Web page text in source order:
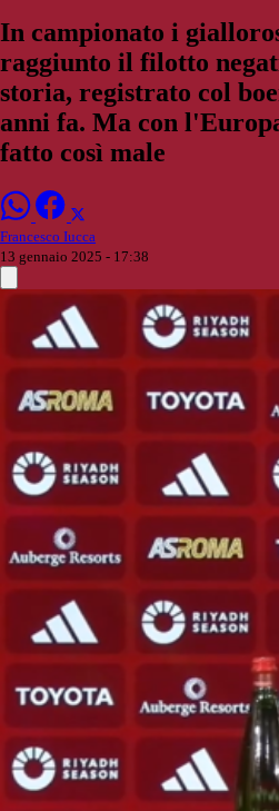
In campionato i
raggiunto il filotto
storia, registrato col
anni fa. Ma con
fatto così male
Francesco Iucca
13 gennaio 2025 - 17:38